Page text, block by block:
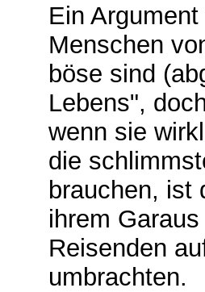
Ein
Menschen
böse sind
Lebens",
wenn sie
die
brauchen, ist
ihrem
Reisenden
umbrachten.